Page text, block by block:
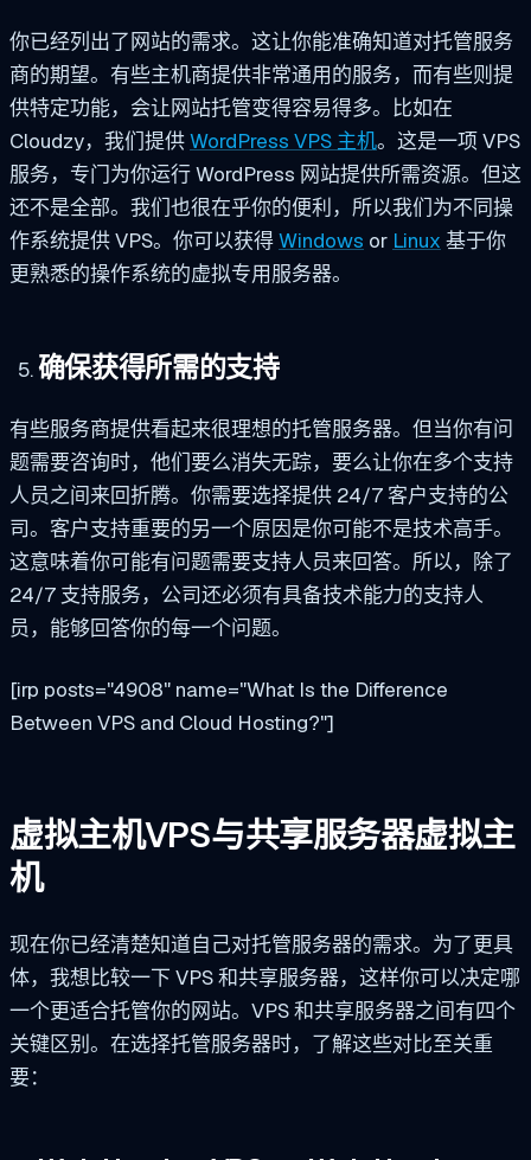
你已经列出了网站的需求。这让你能准确知道对托管服务
商的期望。有些主机商提供非常通用的服务，而有些则提
供特定功能，会让网站托管变得容易得多。比如在
Cloudzy，我们提供WordPress VPS 主机。这是一项 VPS
服务，专门为你运行 WordPress 网站提供所需资源。但这
还不是全部。我们也很在乎你的便利，所以我们为不同操
作系统提供 VPS。你可以获得Windows or Linux 基于你
更熟悉的操作系统的虚拟专用服务器。
确保获得所需的支持
有些服务商提供看起来很理想的托管服务器。但当你有问
题需要咨询时，他们要么消失无踪，要么让你在多个支持
人员之间来回折腾。你需要选择提供 24/7 客户支持的公
司。客户支持重要的另一个原因是你可能不是技术高手。
这意味着你可能有问题需要支持人员来回答。所以，除了
24/7 支持服务，公司还必须有具备技术能力的支持人
员，能够回答你的每一个问题。
[irp posts="4908" name="What Is the Difference
Between VPS and Cloud Hosting?"]
虚拟主机VPS与共享服务器虚拟主
机
现在你已经清楚知道自己对托管服务器的需求。为了更具
体，我想比较一下 VPS 和共享服务器，这样你可以决定哪
一个更适合托管你的网站。VPS 和共享服务器之间有四个
关键区别。在选择托管服务器时，了解这些对比至关重
要：